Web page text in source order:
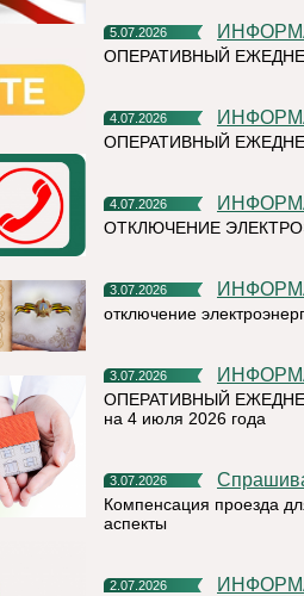
5.07.2026
ОПЕРАТИВНЫЙ
4.07.2026
ОПЕРАТИВНЫЙ
4.07.2026
ОТКЛЮЧЕНИЕ
3.07.2026
отключение
3.07.2026
ОПЕРАТИВНЫЙ
на 4 июля 2026 года
3.07.2026
Компенсация проезда
аспекты
2.07.2026